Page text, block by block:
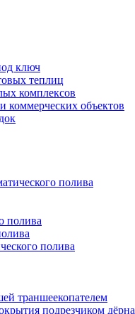
ключ
теплиц
комплексов
коммерческих объектов
полива
полива
полива
траншеекопателем
подрезчиком дёрна